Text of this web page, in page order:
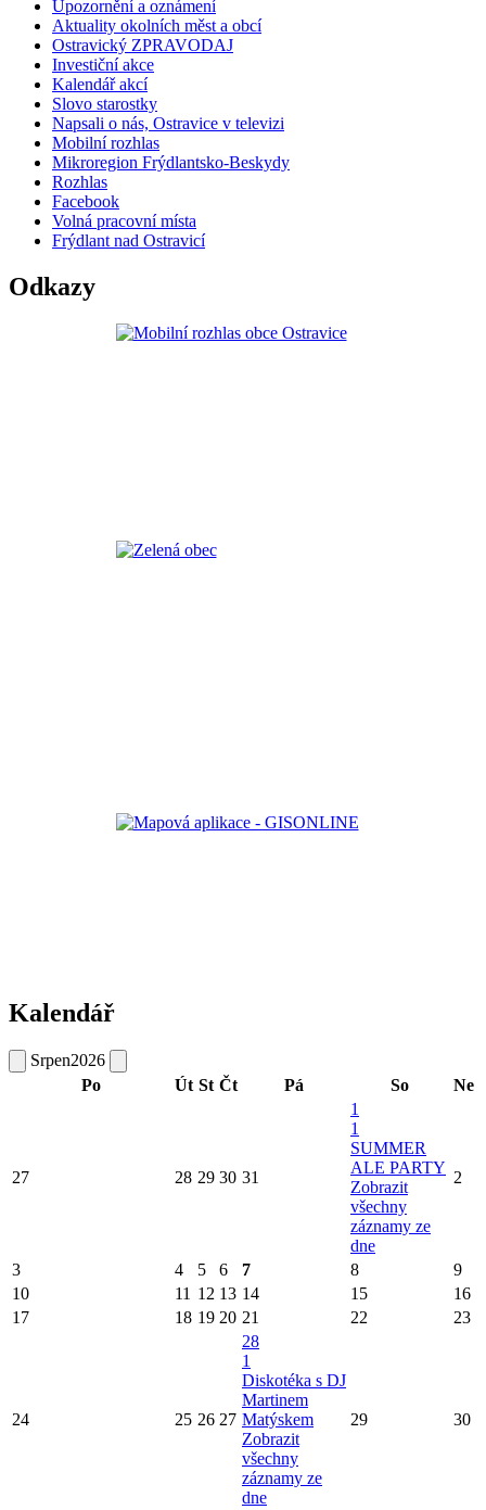
Upozornění a oznámení
Aktuality okolních měst a obcí
Ostravický ZPRAVODAJ
Investiční akce
Kalendář akcí
Slovo starostky
Napsali o nás, Ostravice v televizi
Mobilní rozhlas
Mikroregion Frýdlantsko-Beskydy
Rozhlas
Facebook
Volná pracovní místa
Frýdlant nad Ostravicí
Odkazy
Kalendář
Srpen2026
Po
Út St Čt Pá So Ne
27 28 29 30 31
1
1
SUMMER
ALE PARTY
Zobrazit
všechny
záznamy ze
dne
2
3 4 5 6 7 8
9
10
11 12 13 14 15
16
17
18 19 20 21 22 23
24 25 26 27
28
1
Diskotéka s DJ
Martinem
Matýskem
Zobrazit
všechny
záznamy ze
dne
29 30